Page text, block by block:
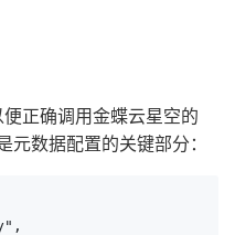
正确调用金蝶云星空的
元数据配置的关键部分：